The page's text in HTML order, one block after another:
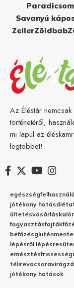
Paradicsom
Savanyú
ZellerZöldbab
Az Éléstár
történetéről,
mi lapul az
legtöbbet!
egészség
jótékony hatásdiéta
ültetésvásárlás
fagyasztásfajták
befőzés
lépésről lépésre
emésztésfrissesség
télirevacsora
jótékony hatások